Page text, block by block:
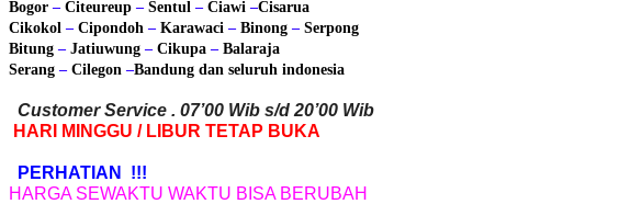
Bogor – Citeureup – Sentul – Ciawi –Cisarua
Cikokol – Cipondoh – Karawaci – Binong – Serpong
Bitung – Jatiuwung – Cikupa – Balaraja
Serang – Cilegon –Bandung dan seluruh indonesia
Customer Service . 07’00 Wib s/d 20’00 Wib
HARI MINGGU / LIBUR TETAP BUKA
PERHATIAN !!!
HARGA SEWAKTU WAKTU BISA BERUBAH